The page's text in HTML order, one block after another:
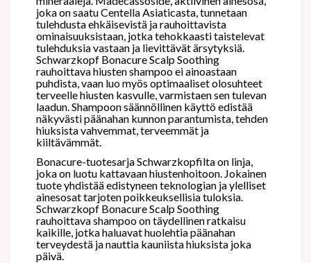
joka on saatu Centella Asiaticasta, tunnetaan
tulehdusta ehkäisevistä ja rauhoittavista
ominaisuuksistaan, jotka tehokkaasti taistelevat
tulehduksia vastaan ja lievittävät ärsytyksiä.
Schwarzkopf Bonacure Scalp Soothing
rauhoittava hiusten shampoo ei ainoastaan
puhdista, vaan luo myös optimaaliset olosuhteet
terveelle hiusten kasvulle, varmistaen sen tulevan
laadun. Shampoon säännöllinen käyttö edistää
näkyvästi päänahan kunnon parantumista, tehden
hiuksista vahvemmat, terveemmät ja
kiiltävämmät.
Bonacure-tuotesarja Schwarzkopfilta on linja,
joka on luotu kattavaan hiustenhoitoon. Jokainen
tuote yhdistää edistyneen teknologian ja ylelliset
ainesosat tarjoten poikkeuksellisia tuloksia.
Schwarzkopf Bonacure Scalp Soothing
rauhoittava shampoo on täydellinen ratkaisu
kaikille, jotka haluavat huolehtia päänahan
terveydestä ja nauttia kauniista hiuksista joka
päivä.